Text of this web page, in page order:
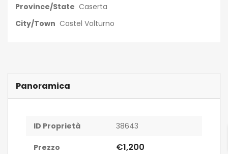
Province/State Caserta
City/Town Castel Volturno
Panoramica
ID Proprietà 38643
Prezzo €1,200